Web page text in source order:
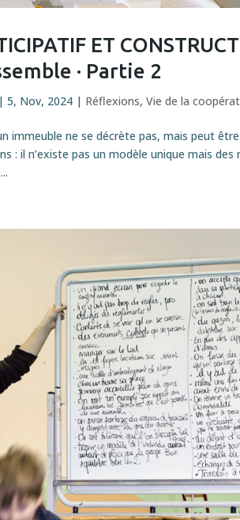
ET
· Partie 2
|5, Nov, 2024 | Réflexions,Vie de la
immeuble ne se décrète pas, mais peut
: il n’existe pas un modèle unique mais